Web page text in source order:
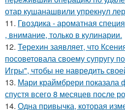
отар кушанашвили упрекнул
11. Гвоздика - ароматная
, внимание, только в кулинарии.
12. Терехин заявляет, что
посоветовала своему супругу
Игры", чтобы не навредить
13. Мари краймбрери показала
спустя всего 8 месяцев после
14. Одна привычка, которая